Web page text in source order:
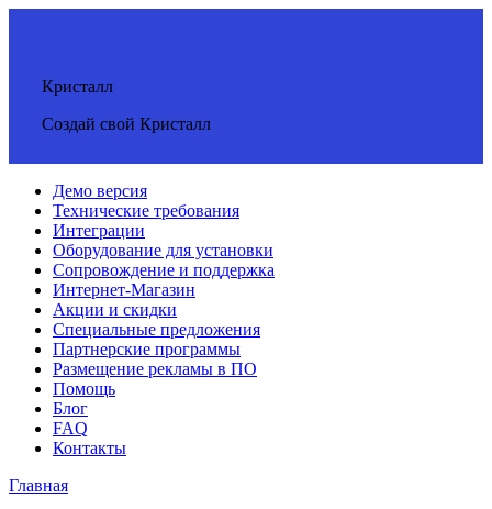
Кристалл
Создай свой Кристалл
Демо версия
Технические требования
Интеграции
Оборудование для установки
Сопровождение и поддержка
Интернет-Магазин
Акции и скидки
Специальные предложения
Партнерские программы
Размещение рекламы в ПО
Помощь
Блог
FAQ
Контакты
Главная